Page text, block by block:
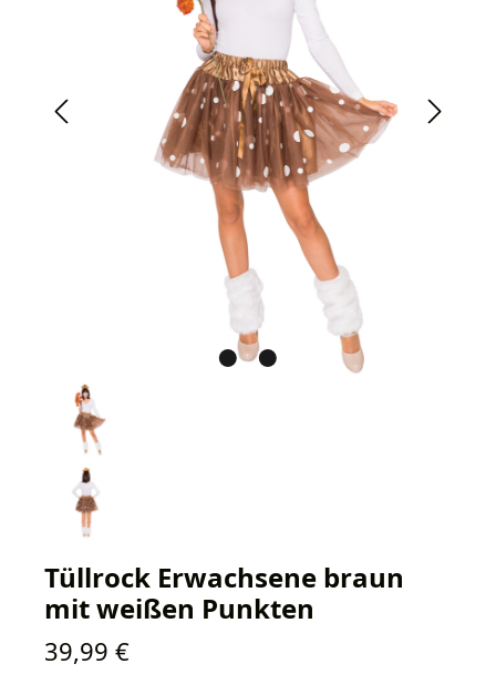
Tüllrock Erwachsene braun
mit weißen Punkten
Regulärer Preis:
39,99 €